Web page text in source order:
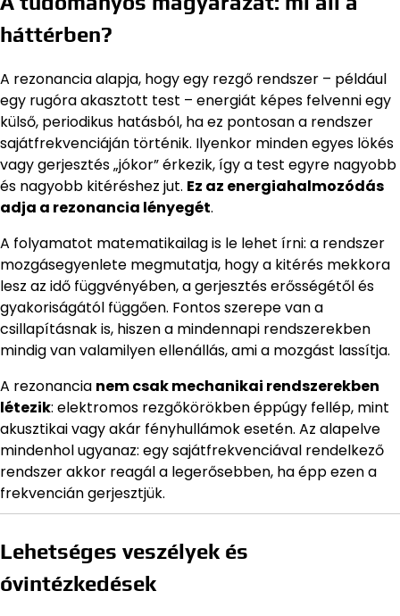
háttérben?
A rezonancia alapja, hogy egy rezgő rendszer – például
egy rugóra akasztott test – energiát képes felvenni egy
külső, periodikus hatásból, ha ez pontosan a rendszer
sajátfrekvenciáján történik. Ilyenkor minden egyes lökés
vagy gerjesztés „jókor” érkezik, így a test egyre nagyobb
és nagyobb kitéréshez jut. Ez az energiahalmozódás
adja a rezonancia lényegét.
A folyamatot matematikailag is le lehet írni: a rendszer
mozgásegyenlete megmutatja, hogy a kitérés mekkora
lesz az idő függvényében, a gerjesztés erősségétől és
gyakoriságától függően. Fontos szerepe van a
csillapításnak is, hiszen a mindennapi rendszerekben
mindig van valamilyen ellenállás, ami a mozgást lassítja.
A rezonancia nem csak mechanikai rendszerekben
létezik: elektromos rezgőkörökben éppúgy fellép, mint
akusztikai vagy akár fényhullámok esetén. Az alapelve
mindenhol ugyanaz: egy sajátfrekvenciával rendelkező
rendszer akkor reagál a legerősebben, ha épp ezen a
frekvencián gerjesztjük.
Lehetséges veszélyek és
óvintézkedések